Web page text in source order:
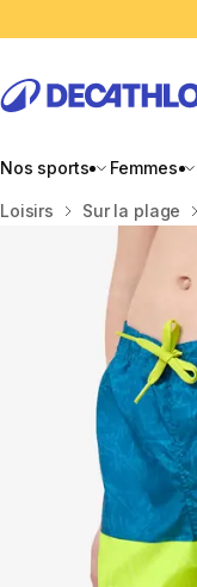
Nos sports Femmes
Accueil
Loisirs Sur la plage